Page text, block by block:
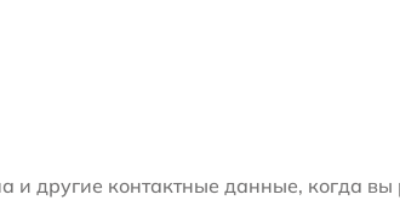
другие контактные данные, когда вы